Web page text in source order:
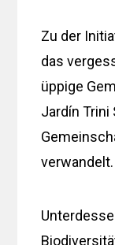
Zu der
das
üppige
Jardín Trini
verwandelt.